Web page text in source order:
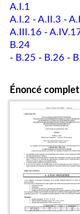
A.I.1
A.I.2 - A.II.3 -
A.III.16 -
B.24
- B.25 - B.26 -
Énoncé complet